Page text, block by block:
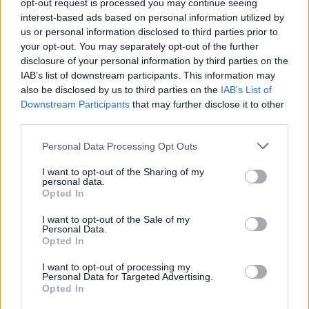
opt-out request is processed you may continue seeing
interest-based ads based on personal information utilized by
us or personal information disclosed to third parties prior to
your opt-out. You may separately opt-out of the further
disclosure of your personal information by third parties on the
IAB’s list of downstream participants. This information may
also be disclosed by us to third parties on the IAB’s List of
Downstream Participants that may further disclose it to other
Personal Data Processing Opt Outs
I want to opt-out of the Sharing of my
personal data.
Opted In
I want to opt-out of the Sale of my
Personal Data.
Opted In
I want to opt-out of processing my
Personal Data for Targeted Advertising.
Opted In
Zjarri në Krujë/ Erion
Braçe kundërshton
kritikat: Asnjë person apo
banesë nuk u dëmtua,
cinizëm të thuash se 4.2
milionë euro do ta
Ngjarje tragjike në Ksamil/
Babai godet
aksidentalisht vajzën 4-
vjeçare me makinë, fëmija
humb jetën
Vrasja e 20-vjeçarit në
Korçë/ Balliu: Edi Rama ka
është kthyer në pasiguri
kronike dhe thirrja “Jepe
Shqipëria i përgjigjet
është i gabuar
të fundit